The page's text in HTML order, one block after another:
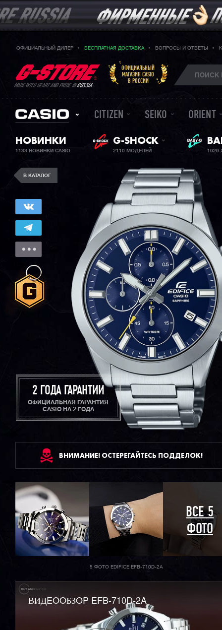
ОФИЦИАЛЬНЫЙ ДИЛЕР БЕСПЛАТНАЯ ДОСТАВКА ВОПРОСЫ И ОТВЕТЫ
MADE WITH HEART AND PRIDE INRUSSIA
ОФИЦИАЛЬНЫЙ
МАГАЗИН CASIO
В РОССИИ
CITIZEN SEIKO ORIENT
НОВИНКИ
1133 НОВИНКИ CASIO
G-SHOCK
2110 МОДЕЛЕЙ 1029
В КАТАЛОГ
2 ГОДА ГАРАНТИИ
ОФИЦИАЛЬНАЯ ГАРАНТИЯ
CASIO НА 2 ГОДА
ВНИМАНИЕ! ОСТЕРЕГАЙТЕСЬ ПОДДЕЛОК!
ВСЕ 5
ФОТО
5 ФОТО EDIFICE EFB-710D-2A
ВИДEOOБЗOP EFB-710D-2A